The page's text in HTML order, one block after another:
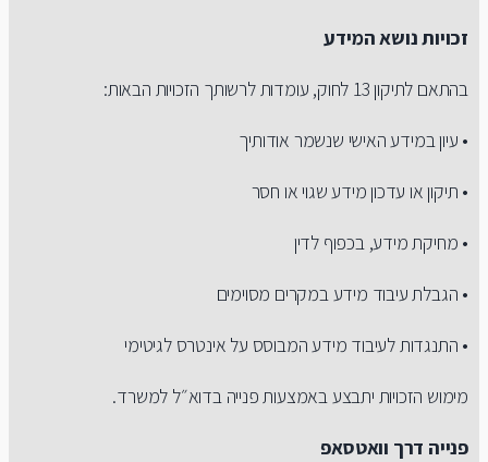
זכויות נושא המידע
בהתאם לתיקון 13 לחוק, עומדות לרשותך הזכויות הבאות:
• עיון במידע האישי שנשמר אודותיך
• תיקון או עדכון מידע שגוי או חסר
• מחיקת מידע, בכפוף לדין
• הגבלת עיבוד מידע במקרים מסוימים
• התנגדות לעיבוד מידע המבוסס על אינטרס לגיטימי
מימוש הזכויות יתבצע באמצעות פנייה בדוא״ל למשרד.
פנייה דרך וואטסאפ